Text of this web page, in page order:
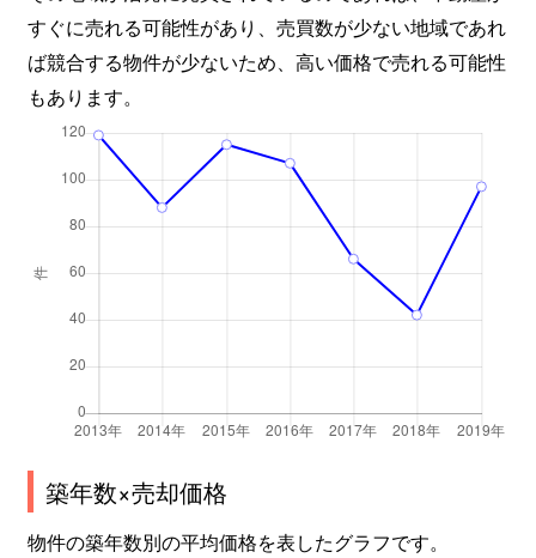
すぐに売れる可能性があり、売買数が少ない地域であれ
ば競合する物件が少ないため、高い価格で売れる可能性
もあります。
築年数×売却価格
物件の築年数別の平均価格を表したグラフです。